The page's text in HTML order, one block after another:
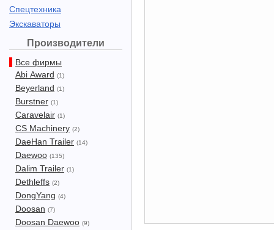
Спецтехника
Экскаваторы
Производители
Все фирмы
Abi Award (1)
Beyerland (1)
Burstner (1)
Caravelair (1)
CS Machinery (2)
DaeHan Trailer (14)
Daewoo (135)
Dalim Trailer (1)
Dethleffs (2)
DongYang (4)
Doosan (7)
Doosan Daewoo (9)